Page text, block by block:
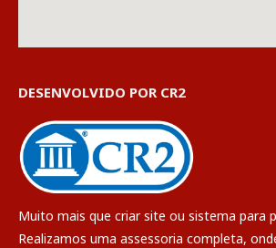
DESENVOLVIDO POR CR2
Muito mais que criar site ou sistema para
Realizamos uma assessoria completa,